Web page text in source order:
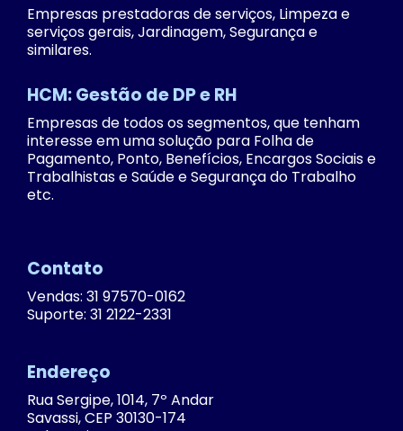
Empresas prestadoras de serviços, Limpeza e
serviços gerais, Jardinagem, Segurança e
similares.
HCM: Gestão de DP e RH
Empresas de todos os segmentos, que tenham
interesse em uma solução para Folha de
Pagamento, Ponto, Benefícios, Encargos Sociais e
Trabalhistas e Saúde e Segurança do Trabalho
etc.
Contato
Vendas: 31 97570-0162
Suporte: 31 2122-2331
Endereço
Rua Sergipe, 1014, 7º Andar
Savassi, CEP 30130-174